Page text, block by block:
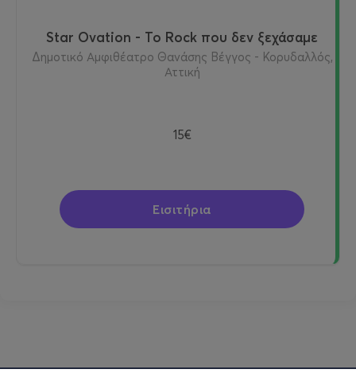
Star Ovation - Το Rock που δεν ξεχάσαμε
Δημοτικό Αμφιθέατρο Θανάσης Βέγγος - Κορυδαλλός,
Αττική
15€
Εισιτήρια